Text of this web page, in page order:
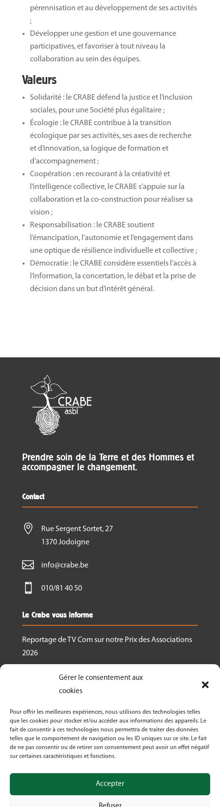
Gérer le consentement aux
cookies
Pour offrir les meilleures expériences, nous utilisons des technologies telles
que les cookies pour stocker et/ou accéder aux informations des appareils. Le
fait de consentir à ces technologies nous permettra de traiter des données
telles que le comportement de navigation ou les ID uniques sur ce site. Le fait
de ne pas consentir ou de retirer son consentement peut avoir un effet négatif
sur certaines caractéristiques et fonctions.
Accepter
pérennisation et au développement de ses activités
;
Développer une gestion et une gouvernance
participatives, et favoriser à tout niveau la
collaboration au sein des équipes.
Valeurs
Solidarité : le CRABE défend la justice et l’inclusion
sociales, pour une Société plus égalitaire ;
Écologie : le CRABE contribue à la transition
écologique par ses activités, ses axes de recherche
et d’innovation, sa logique de formation et
d’accompagnement ;
Coopération : en recourant à la créativité et
l’intelligence collective, le CRABE s’appuie sur la
collaboration et la co-construction pour réaliser sa
vision ;
Responsabilisation : le CRABE soutient
l’émancipation, l’autonomie et l’engagement dans
une optique de résilience individuelle et collective ;
Démocratie : le CRABE considère essentiels l’accès à
l’information, la concertation, le débat et la prise de
décision dans un but d’intérêt général.
Prendre soin de la Terre et des Hommes et
accompagner le changement.
Contact

Rue Sergent Sortet, 27
1370 Jodoigne
 info@crabe.be
 010/81 40 50
Le Crabe vous informe
Reportage de TV Com sur notre Prix des Associations
2026
décernés par Canopea
Découvrez nos activités dans le cadre de « La
Semaine Bio 2026 »
Le Crabe asbl fête ses 50 ans en 2026!